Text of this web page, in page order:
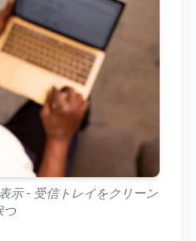
示 - 受信トレイをクリーン
つ